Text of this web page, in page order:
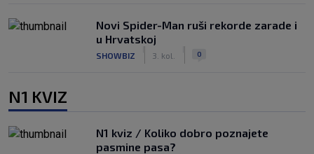
Novi Spider-Man ruši rekorde zarade i
u Hrvatskoj
SHOWBIZ 3. kol. 0
N1 KVIZ
N1 kviz / Koliko dobro poznajete
pasmine pasa?